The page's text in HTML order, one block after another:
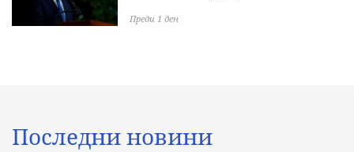
Преди 1 ден
Последни новини